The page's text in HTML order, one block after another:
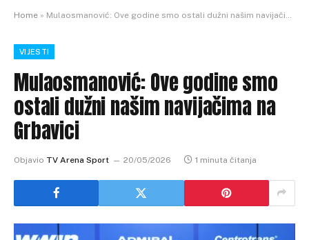
Home » Mulaosmanović: Ove godine smo ostali dužni našim navijačima na Grbavici
VIJESTI
Mulaosmanović: Ove godine smo
ostali dužni našim navijačima na
Grbavici
Objavio TV Arena Sport 20/05/2026 1 minuta čitanja